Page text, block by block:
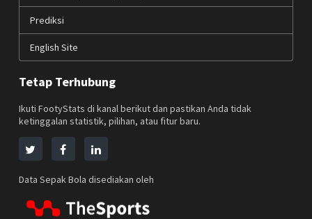
Prediksi
English Site
Tetap Terhubung
Ikuti FootyStats di kanal berikut dan pastikan Anda tidak
ketinggalan statistik, pilihan, atau fitur baru.
Data Sepak Bola disediakan oleh